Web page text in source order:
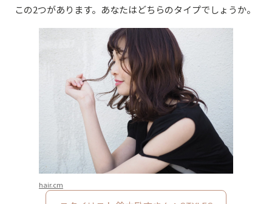
この2つがあります。あなたはどちらのタイプでしょうか。
hair.cm